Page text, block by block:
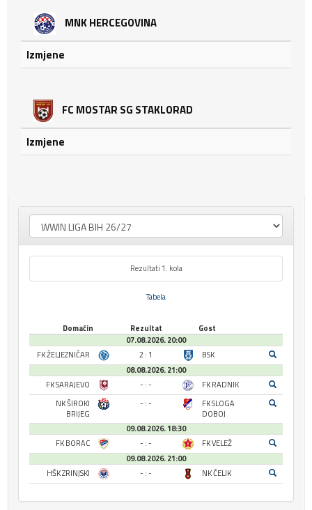
MNK HERCEGOVINA
Izmjene
FC MOSTAR SG STAKLORAD
Izmjene
Rezultati 1. kola
Tabela
Domaćin Rezultat
Gost
07.08.2026. 20:00
FK ŽELJEZNIČAR
2 : 1
BSK
08.08.2026. 21:00
FK SARAJEVO
- : -
FK RADNIK
NK ŠIROKI
BRIJEG
- : -
FK SLOGA
DOBOJ
09.08.2026. 18:30
FK BORAC
- : -
FK VELEŽ
09.08.2026. 21:00
HŠK ZRINJSKI
- : - NK ČELIK